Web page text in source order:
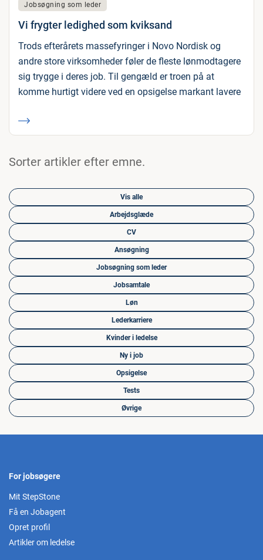
Jobsøgning som leder
Vi frygter ledighed som kviksand
Trods efterårets massefyringer i Novo Nordisk og
andre store virksomheder føler de fleste lønmodtagere
sig trygge i deres job. Til gengæld er troen på at
komme hurtigt videre ved en opsigelse markant lavere
Sorter artikler efter emne.
Vis alle
Arbejdsglæde
CV
Ansøgning
Jobsøgning som leder
Jobsamtale
Løn
Lederkarriere
Kvinder i ledelse
Ny i job
Opsigelse
Tests
Øvrige
For jobsøgere
Mit StepStone
Få en Jobagent
Opret profil
Artikler om ledelse